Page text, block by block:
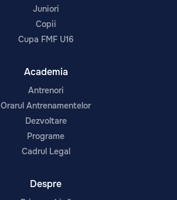
Juniori
Copii
Cupa FMF U16
Academia
Antrenori
Orarul Antrenamentelor
Dezvoltare
Programe
Cadrul Legal
Despre